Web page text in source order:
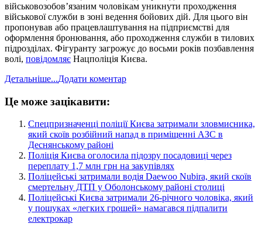
військовозобов’язаним чоловікам уникнути проходження
військової служби в зоні ведення бойових дій. Для цього він
пропонував або працевлаштування на підприємстві для
оформлення бронювання, або проходження служби в тилових
підрозділах. Фігуранту загрожує до восьми років позбавлення
волі, повідомляє Нацполіція Києва.
Детальніше...Додати коментар
Це може зацікавити:
​Спецпризначенці поліції Києва затримали зловмисника,
який скоїв розбійний напад в приміщенні АЗС в
Деснянському районі
Поліція Києва оголосила підозру посадовиці через
переплату 1,7 млн грн на закупівлях
​Поліцейські затримали водія Daewoo Nubira, який скоїв
смертельну ДТП у Оболонському районі столиці
​Поліцейські Києва затримали 26-річного чоловіка, який
у пошуках «легких грошей» намагався підпалити
електрокар